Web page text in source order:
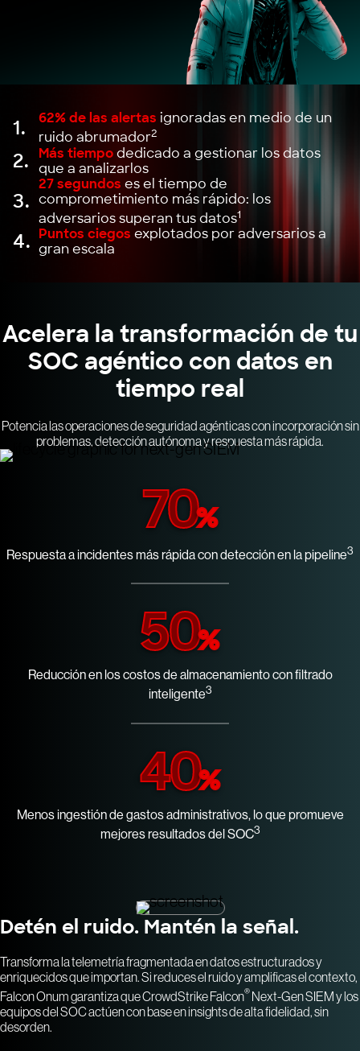
1. 62% de las alertas ignoradas en medio de un
ruido abrumador2
2. Más tiempodedicado a gestionar los datos
que a analizarlos
3.
27 segundos es el tiempo de
comprometimiento más rápido: los
adversarios superan tus datos1
4. Puntos ciegos explotados por adversarios a
gran escala
Acelera la transformación de tu
SOC agéntico con datos en
tiempo real
Potencia las operaciones de seguridad agénticas con incorporación sin
problemas, detección autónoma y respuesta más rápida.
70%
Respuesta a incidentes más rápida con detección en la pipeline3
50%
Reducción en los costos de almacenamiento con filtrado
inteligente3
40%
Menos ingestión de gastos administrativos, lo que promueve
mejores resultados del SOC3
Detén el ruido. Mantén la señal.
Transforma la telemetría fragmentada en datos estructurados y
enriquecidos que importan. Si reduces el ruido y amplificas el contexto,
Falcon Onum garantiza que CrowdStrike Falcon® Next-Gen SIEM y los
equipos del SOC actúen con base en insights de alta fidelidad, sin
desorden.